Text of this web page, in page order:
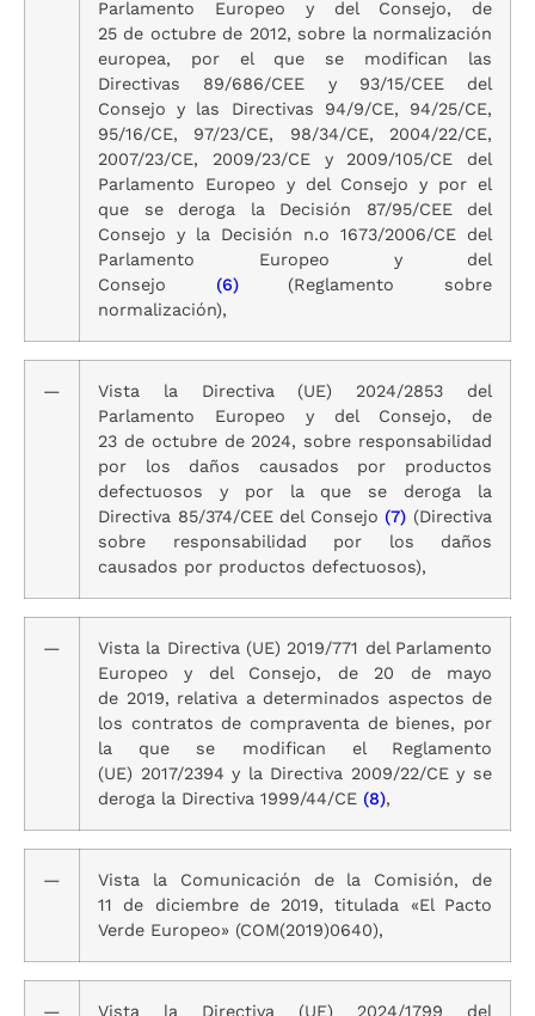
Parlamento Europeo y del Consejo, de
25 de octubre de 2012, sobre la normalización
europea, por el que se modifican las
Directivas 89/686/CEE y 93/15/CEE del
Consejo y las Directivas 94/9/CE, 94/25/CE,
95/16/CE, 97/23/CE, 98/34/CE, 2004/22/CE,
2007/23/CE, 2009/23/CE y 2009/105/CE del
Parlamento Europeo y del Consejo y por el
que se deroga la Decisión 87/95/CEE del
Consejo y la Decisión n.o 1673/2006/CE del
Parlamento Europeo y del
Consejo (6)(Reglamento sobre
normalización),
—
Vista la Directiva (UE) 2024/2853 del
Parlamento Europeo y del Consejo, de
23 de octubre de 2024, sobre responsabilidad
por los daños causados por productos
defectuosos y por la que se deroga la
Directiva 85/374/CEE del Consejo (7) (Directiva
sobre responsabilidad por los daños
causados por productos defectuosos),
—
Vista la Directiva (UE) 2019/771 del Parlamento
Europeo y del Consejo, de 20 de mayo
de 2019, relativa a determinados aspectos de
los contratos de compraventa de bienes, por
la que se modifican el Reglamento
(UE) 2017/2394 y la Directiva 2009/22/CE y se
deroga la Directiva 1999/44/CE (8),
—
Vista la Comunicación de la Comisión, de
11 de diciembre de 2019, titulada «El Pacto
Verde Europeo» (COM(2019)0640),
—
Vista la Directiva (UE) 2024/1799 del